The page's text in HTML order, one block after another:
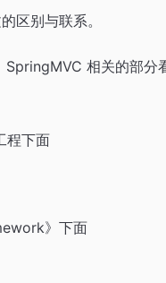
区别与联系。
相关的部分
程下面
》下面